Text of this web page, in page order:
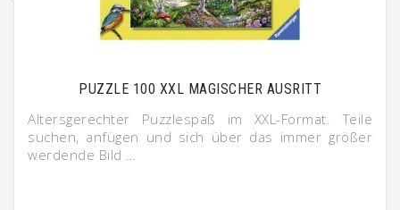
PUZZLE 100 XXL MAGISCHER AUSRITT
Altersgerechter Puzzlespaß im XXL-Format. Teile
suchen, anfügen und sich über das immer größer
werdende Bild …